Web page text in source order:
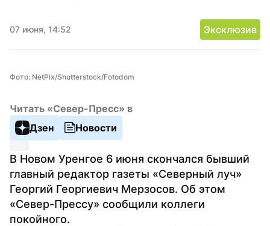
07 июня, 14:52 Эксклюзив
Фото: NetPix/Shutterstock/Fotodom
Читать «Север-Пресс» в
Дзен
Новости
В Новом Уренгое 6 июня скончался бывший
главный редактор газеты «Северный луч»
Георгий Георгиевич Мерзосов. Об этом
«Север-Прессу» сообщили коллеги
покойного.